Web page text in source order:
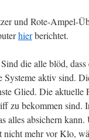
und Rote-Ampel-
hierberichtet.
die alle blöd,
Systeme aktiv sind.
Glied. Die aktuelle
zu bekommen sind.
alles absichern
mehr vor Klo,